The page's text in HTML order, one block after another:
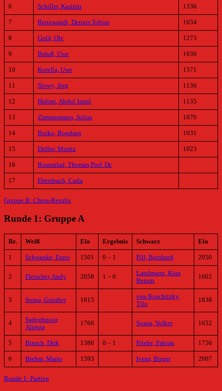
6 Schiller, Kasimir 1336
7 Rennwandt, Dennis Tobias 1634
8 Gold, Ole 1273
9 Bräuß, Uwe 1636
10 Korella, Uwe 1571
11 Slowy, Jörg 1136
12 Halimi, Abdul Jamil 1135
13 Zimmermann, Julius 1070
14 Boiko, Bogdans 1031
15 Driller, Moritz 1023
16 Rosenthal, Thomas,Prof. Dr.
17 Ebersbach, Carla
Gruppe B: Chess-Results
Runde 1: Gruppe A
Br. Weiß Elo Ergebnis Schwarz Elo
1 Schwanke, Enno 1501 0 – 1 Pill, Bernhard 2050
2 Fleischer, Andy 2058 1 – 0
Landmann, Kian
Bennit
1602
3 Sosna, Gunther 1815
von Koschitzky,
Tilo
1838
4
Sadeghpour,
Alireza
1766 Sosna, Volker 1652
5 Binsch, Dirk 1380 0 – 1 Priebe, Fabian 1756
6 Brehm, Mario 1593 Ivens, Birger 2007
Runde 1: Partien